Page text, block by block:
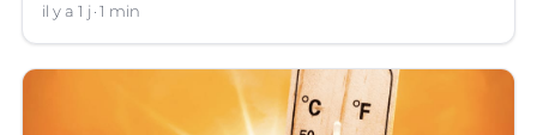
Languedoc.
il y a 1 j 1 min